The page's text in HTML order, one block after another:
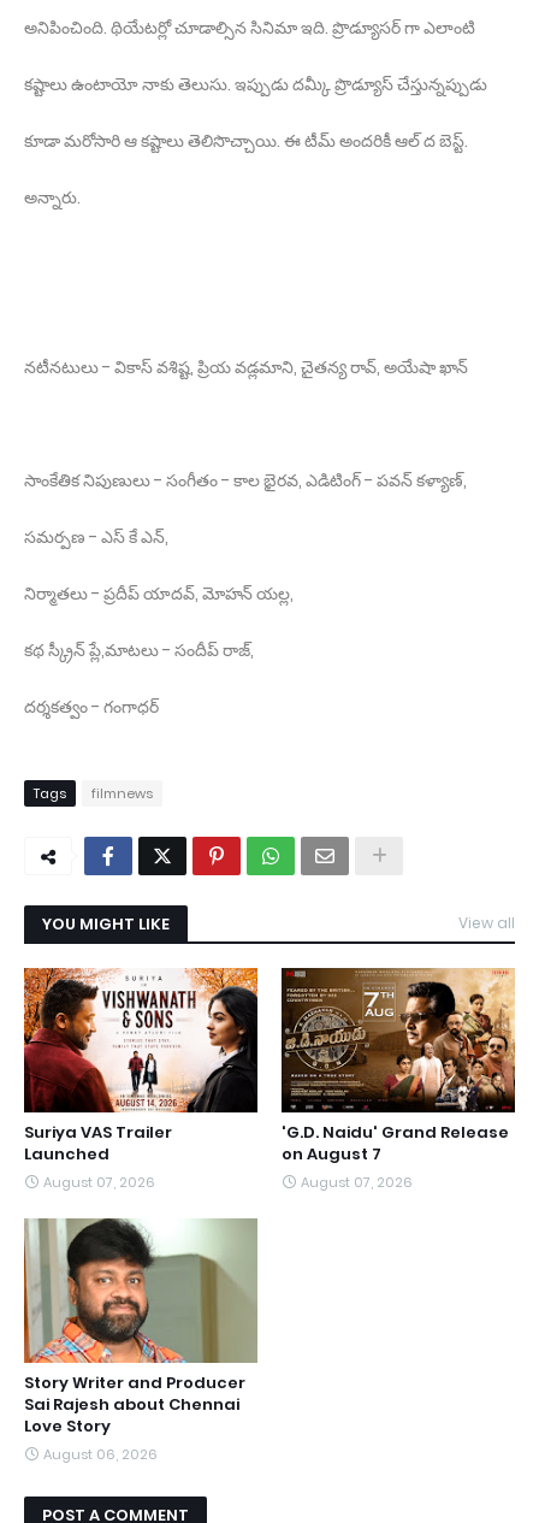
అనిపించింది. థియేటర్లో చూడాల్సిన సినిమా ఇది. ప్రొడ్యూసర్ గా ఎలాంటి
కష్టాలు ఉంటాయో నాకు తెలుసు. ఇప్పుడు దమ్కీ ప్రొడ్యూస్ చేస్తున్నప్పుడు
కూడా మరోసారి ఆ కష్టాలు తెలిసొచ్చాయి. ఈ టీమ్ అందరికీ ఆల్ ద బెస్ట్.
అన్నారు.
నటీనటులు - వికాస్ వశిష్ట, ప్రియ వడ్లమాని, చైతన్య రావ్, అయేషా ఖాన్
సాంకేతిక నిపుణులు - సంగీతం - కాల భైరవ, ఎడిటింగ్ - పవన్ కళ్యాణ్,
సమర్పణ - ఎస్ కే ఎన్,
నిర్మాతలు - ప్రదీప్ యాదవ్, మోహన్ యల్ల,
కథ స్క్రీన్ ప్లే,మాటలు - సందీప్ రాజ్,
దర్శకత్వం - గంగాధర్
Tags filmnews
YOU MIGHT LIKE View all
Suriya VAS Trailer
Launched
August 07, 2026
'G.D. Naidu' Grand Release
on August 7
August 07, 2026
Story Writer and Producer
Sai Rajesh about Chennai
Love Story
August 06, 2026
POST A COMMENT